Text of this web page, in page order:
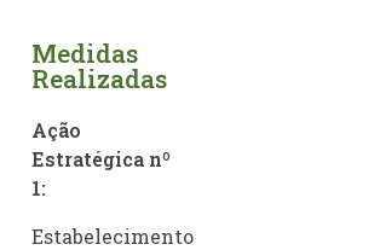
Medidas
Realizadas
Ação
Estratégica nº
1:
Estabelecimento